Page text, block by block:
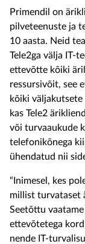
Primendil on
pilveteenuste ja
10 aasta. Neid
Tele2ga välja IT-
ettevõtte kõiki
ressursivõit, see
kõiki väljakutsete
kas Tele2
või turvaaukude
telefonikõnega
ühendatud nii
“Inimesel, kes
millist turvataset
Seetõttu
ettevõtetega
nende IT-